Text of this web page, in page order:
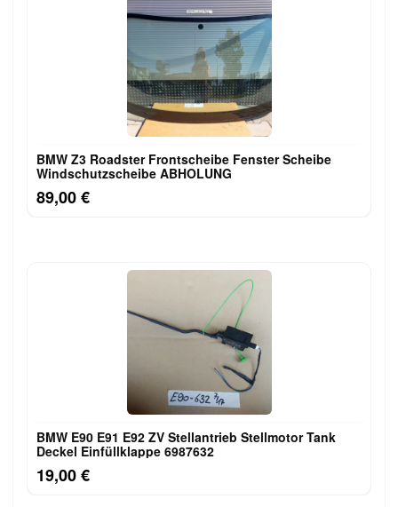
BMW Z3 Roadster Frontscheibe Fenster Scheibe
Windschutzscheibe ABHOLUNG
89,00 €
BMW E90 E91 E92 ZV Stellantrieb Stellmotor Tank
Deckel Einfüllklappe 6987632
19,00 €